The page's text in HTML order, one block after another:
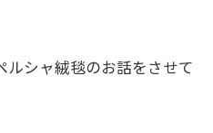
ルシャ絨毯のお話をさせて